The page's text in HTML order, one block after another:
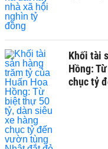
Khối tài
Hồng:
chục tỷ